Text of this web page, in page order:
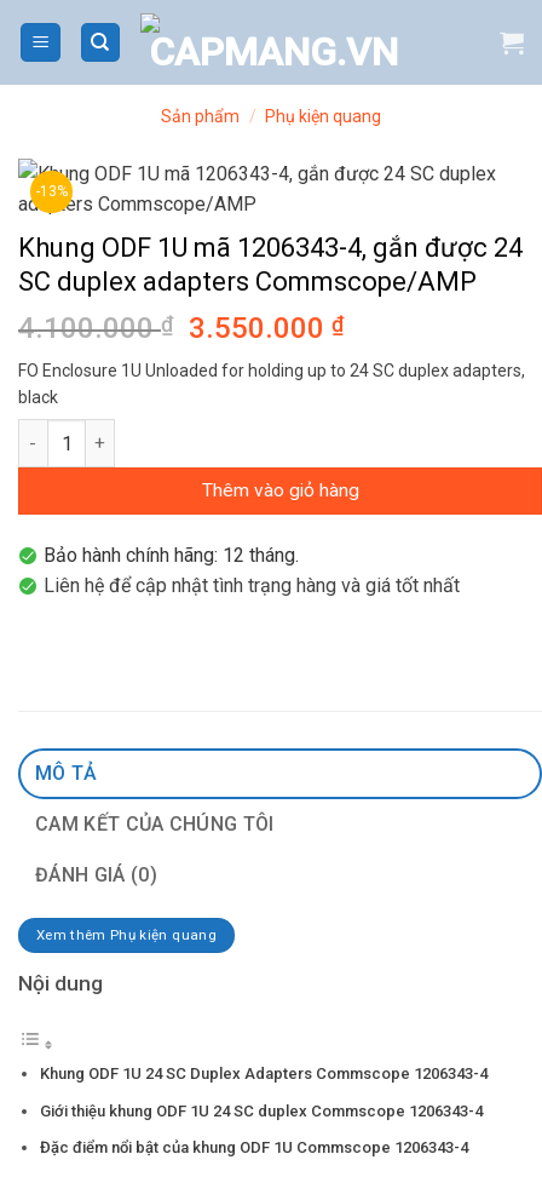
Sản phẩm / Phụ kiện quang
-13%
Khung ODF 1U mã 1206343-4, gắn được 24
SC duplex adapters Commscope/AMP
4.100.000₫
Giá
gốc
là:
3.550.000₫Giá
hiện
tại
FO Enclosure 1U Unloaded for holding up to 24 SC duplex adapters,
black
Khung ODF 1U mã 1206343-4, gắn được 24 SC duplex
Thêm vào giỏ hàng
Bảo hành chính hãng: 12 tháng.
Liên hệ để cập nhật tình trạng hàng và giá tốt nhất
MÔ TẢ
CAM KẾT CỦA CHÚNG TÔI
ĐÁNH GIÁ (0)
Xem thêm Phụ kiện quang
Nội dung
Khung ODF 1U 24 SC Duplex Adapters Commscope 1206343-4
Giới thiệu khung ODF 1U 24 SC duplex Commscope 1206343-4
Đặc điểm nổi bật của khung ODF 1U Commscope 1206343-4